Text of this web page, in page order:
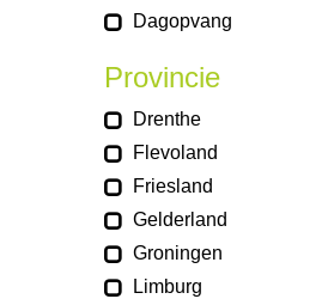
Dagopvang
Provincie
Drenthe
Flevoland
Friesland
Gelderland
Groningen
Limburg